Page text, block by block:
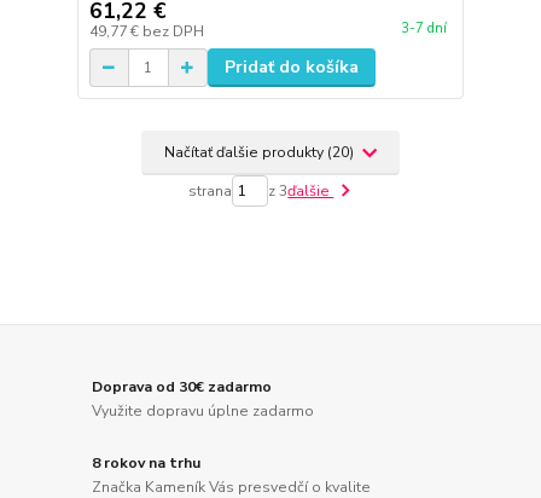
61,22 €
49,77 € bez DPH 3-7 dní
Pridať do košíka
Načítať ďalšie produkty (20)
strana z 3ďalšie
Doprava od 30€ zadarmo
Využite dopravu úplne zadarmo
8 rokov na trhu
Značka Kameník Vás presvedčí o kvalite